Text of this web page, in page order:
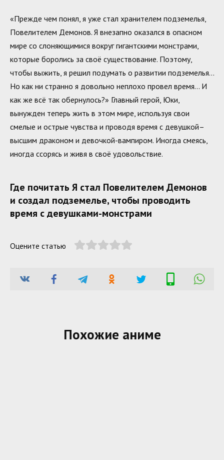
«Прежде чем понял, я уже стал хранителем подземелья,
Повелителем Демонов. Я внезапно оказался в опасном
мире со слоняющимися вокруг гигантскими монстрами,
которые боролись за своё существование. Поэтому,
чтобы выжить, я решил подумать о развитии подземелья…
Но как ни странно я довольно неплохо провел время… И
как же всё так обернулось?» Главный герой, Юки,
вынужден теперь жить в этом мире, используя свои
смелые и острые чувства и проводя время с девушкой–
высшим драконом и девочкой-вампиром. Иногда смеясь,
иногда ссорясь и живя в своё удовольствие.
Где почитать Я стал Повелителем Демонов
и создал подземелье, чтобы проводить
время с девушками-монстрами
Оцените статью
Похожие аниме